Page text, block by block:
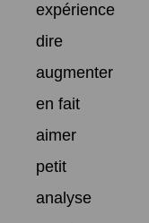
expérience
dire
augmenter
en fait
aimer
petit
analyse